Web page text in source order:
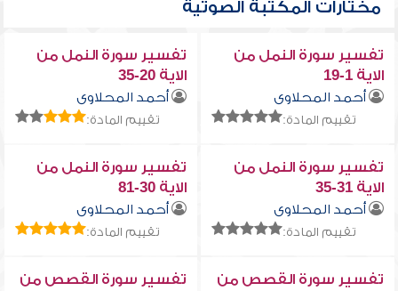
مختارات المكتبة الصوتية
تفسير سورة النمل من
الاية 1-19
أحمد المحلاوى
تقييم المادة:
تفسير سورة النمل من
الاية 20-35
أحمد المحلاوى
تقييم المادة:
تفسير سورة النمل من
الاية 31-35
أحمد المحلاوى
تقييم المادة:
تفسير سورة النمل من
الاية 30-81
أحمد المحلاوى
تقييم المادة:
تفسير سورة القصص من
تفسير سورة القصص من